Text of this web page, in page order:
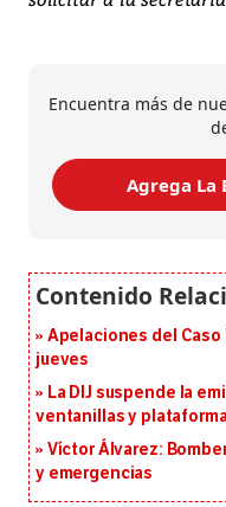
Encuentra más de
Agrega La
Apelaciones del Caso
jueves
La DIJ suspende la
ventanillas y
Víctor Álvarez:
y emergencias